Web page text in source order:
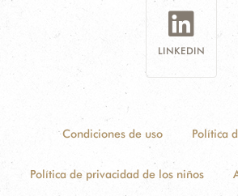
LINKEDIN
Condiciones de uso Política
Política de privacidad de los niños